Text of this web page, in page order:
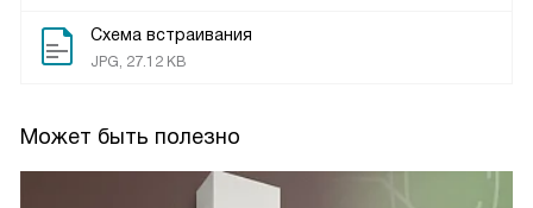
Схема встраивания
JPG, 27.12 KB
Может быть полезно